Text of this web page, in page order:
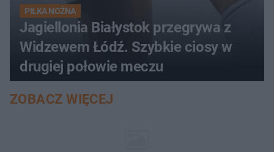
PIŁKA NOŻNA
Jagiellonia Białystok przegrywa z
Widzewem Łódź. Szybkie ciosy w
drugiej połowie meczu
ZOBACZ WIĘCEJ